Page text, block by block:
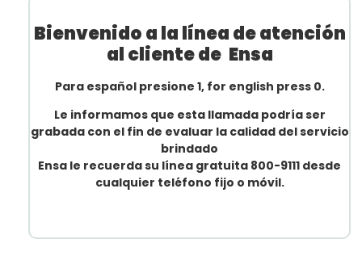
Bienvenido a la línea de atención
al cliente de Ensa
Para español presione 1, for english press 0.
Le informamos que esta llamada podría ser
grabada con el fin de evaluar la calidad del servicio
brindado
Ensa le recuerda su línea gratuita 800-9111 desde
cualquier teléfono fijo o móvil.